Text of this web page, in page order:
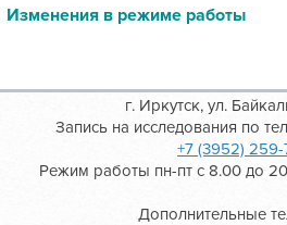
Изменения в режиме работы
г. Иркутск, ул.
Запись на исследования по
+7 (3952) 259-
Режим работы пн-пт с 8.00 до
Дополнительные